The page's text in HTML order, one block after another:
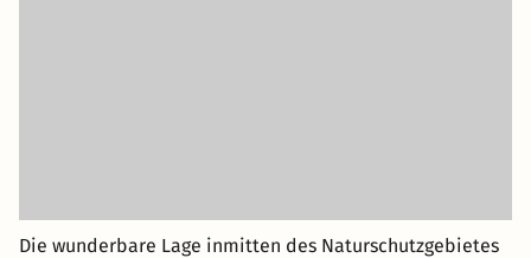
Die wunderbare Lage inmitten des Naturschutzgebietes